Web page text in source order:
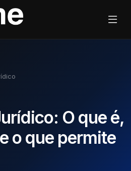
O que é,
o que permite